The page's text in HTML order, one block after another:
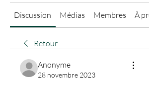
Discussion Médias Membres À
Retour
Anonyme
28 novembre 2023